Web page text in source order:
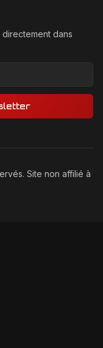
dans
Site non affilié à